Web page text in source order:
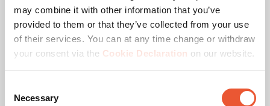
may combine it with other information that you’ve
provided to them or that they’ve collected from your use
of their services. You can at any time change or withdraw
your consent via the Cookie Declaration on our website.
Selection
Necessary
Dimensions max. écran (pouce) 55
Couleur Argent